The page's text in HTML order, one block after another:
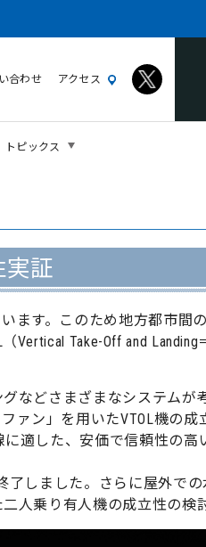
合わせ アクセス
トピックス
実証
ます。このため地方都市間
Vertical Take-Off and
などさまざまなシステムが
ン」を用いたVTOL機の成
適した、安価で信頼性の高
しました。さらに屋外での
人乗り有人機の成立性の検